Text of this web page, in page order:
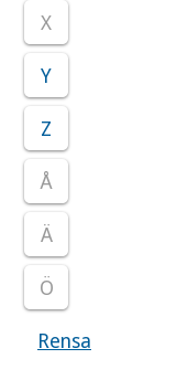
X
Y
Z
Å
Ä
Ö
Rensa